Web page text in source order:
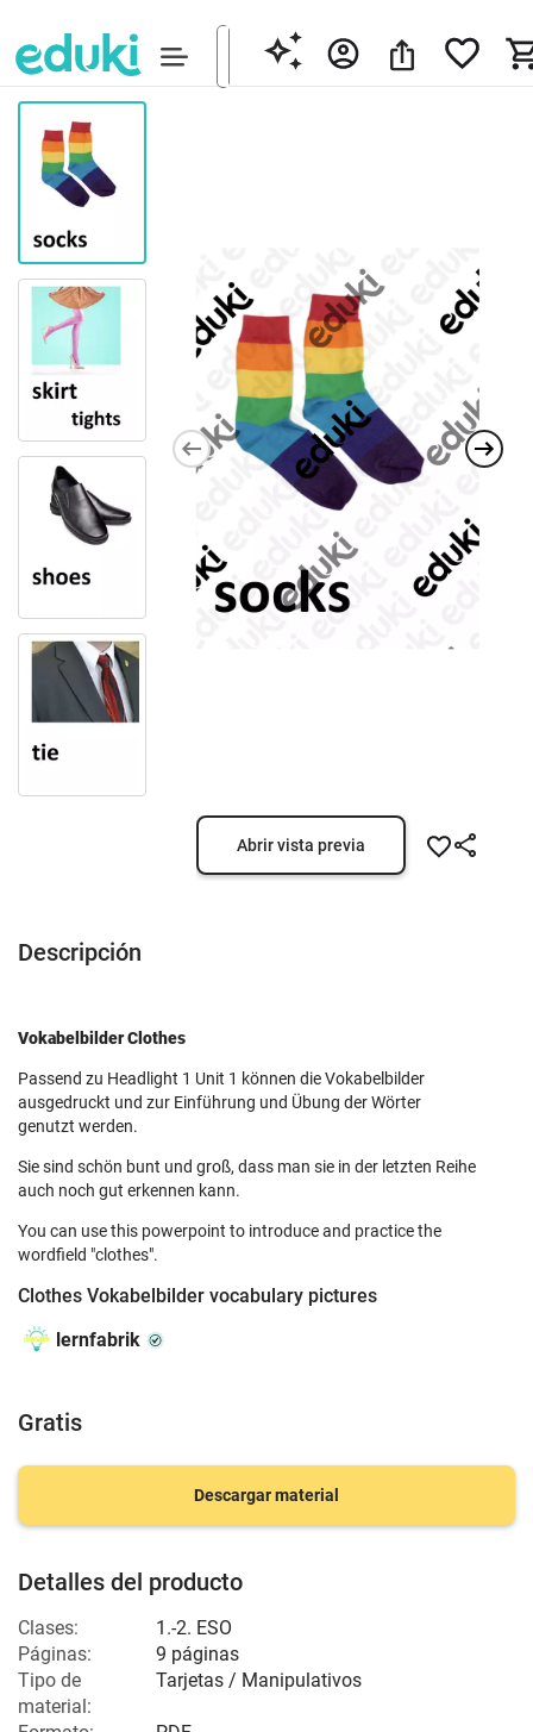
Abrir vista previa
Descripción
Vokabelbilder Clothes
Passend zu Headlight 1 Unit 1 können die Vokabelbilder
ausgedruckt und zur Einführung und Übung der Wörter
genutzt werden.
Sie sind schön bunt und groß, dass man sie in der letzten Reihe
auch noch gut erkennen kann.
You can use this powerpoint to introduce and practice the
wordfield "clothes".
Clothes Vokabelbilder vocabulary pictures
lernfabrik
Gratis
Descargar material
Detalles del producto
Clases:
1.-2. ESO
Páginas:
9 páginas
Tipo de
material:
Tarjetas / Manipulativos